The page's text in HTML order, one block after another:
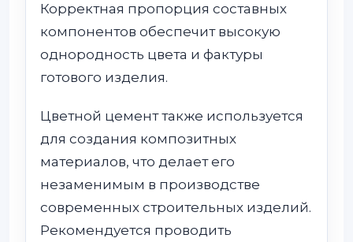
Корректная пропорция составных
компонентов обеспечит высокую
однородность цвета и фактуры
готового изделия.
Цветной цемент также используется
для создания композитных
материалов, что делает его
незаменимым в производстве
современных строительных изделий.
Рекомендуется проводить